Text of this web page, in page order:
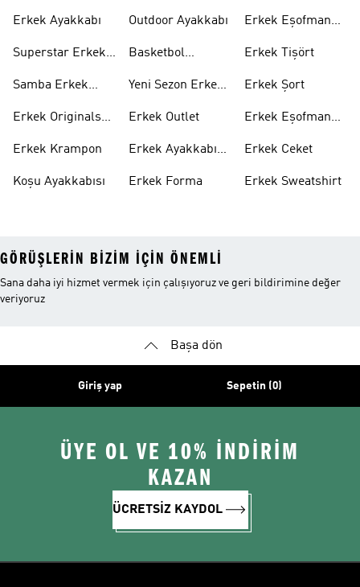
Erkek Ayakkabı
Superstar Erkek
Samba Erkek
Erkek Originals
Erkek Krampon
Koşu Ayakkabısı
Outdoor Ayakkabı
Basketbol
Yeni Sezon Erkek
Erkek Outlet
Erkek Ayakkabı
Erkek Forma
Erkek Eşofman
Erkek Tişört
Erkek Şort
Erkek Eşofman
Erkek Ceket
Erkek Sweatshirt
GÖRÜŞLERIN BIZIM IÇIN ÖNEMLI
Sana daha iyi hizmet vermek için çalışıyoruz ve geri bildirimine değer
veriyoruz
Başa dön
Giriş yap Sepetin (0)
ÜYE OL VE 10% İNDİRİM
KAZAN
ÜCRETSİZ KAYDOL